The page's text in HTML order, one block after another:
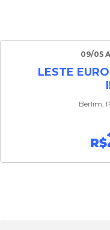
09/05
LESTE
Berlim,
R$